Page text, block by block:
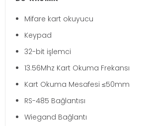
Mifare kart okuyucu
Keypad
32-bit işlemci
13.56Mhz Kart Okuma Frekansı
Kart Okuma Mesafesi ≤50mm
RS-485 Bağlantısı
Wiegand Bağlantı